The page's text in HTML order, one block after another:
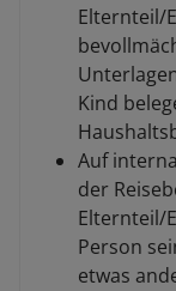
Elternteil/
Kind
Auf
der
Elternteil/
Person
etwas